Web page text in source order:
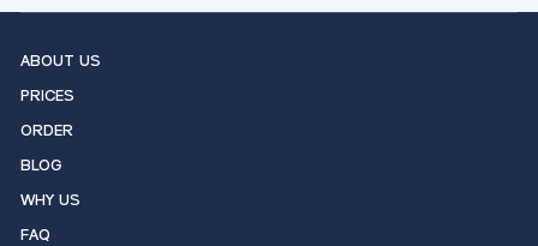
ABOUT US
PRICES
ORDER
BLOG
WHY US
FAQ